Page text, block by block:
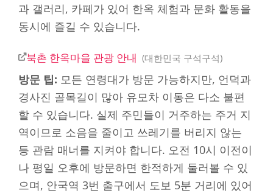
과 갤러리, 카페가 있어 한옥 체험과 문화 활동을
동시에 즐길 수 있습니다.
북촌 한옥마을 관광 안내 대한민국 구석구석
방문 팁: 모든 연령대가 방문 가능하지만, 언덕과
경사진 골목길이 많아 유모차 이동은 다소 불편
할 수 있습니다. 실제 주민들이 거주하는 주거 지
역이므로 소음을 줄이고 쓰레기를 버리지 않는
등 관람 매너를 지켜야 합니다. 오전 10시 이전이
나 평일 오후에 방문하면 한적하게 둘러볼 수 있
으며, 안국역 3번 출구에서 도보 5분 거리에 있어